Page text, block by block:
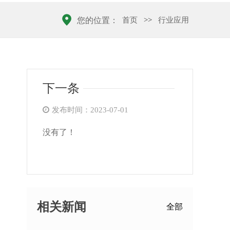
您的位置： 首页 >> 行业应用
下一条
发布时间：2023-07-01
没有了！
相关新闻 全部